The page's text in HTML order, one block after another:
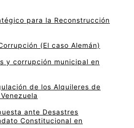
para la Reconstrucción
(El caso Alemán)
y corrupción municipal en
de los Alquileres de
ante Desastres
Constitucional en